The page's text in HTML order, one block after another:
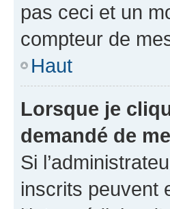
pas ceci et un
compteur de
Haut
Lorsque je
demandé de
Si
inscrits peuvent